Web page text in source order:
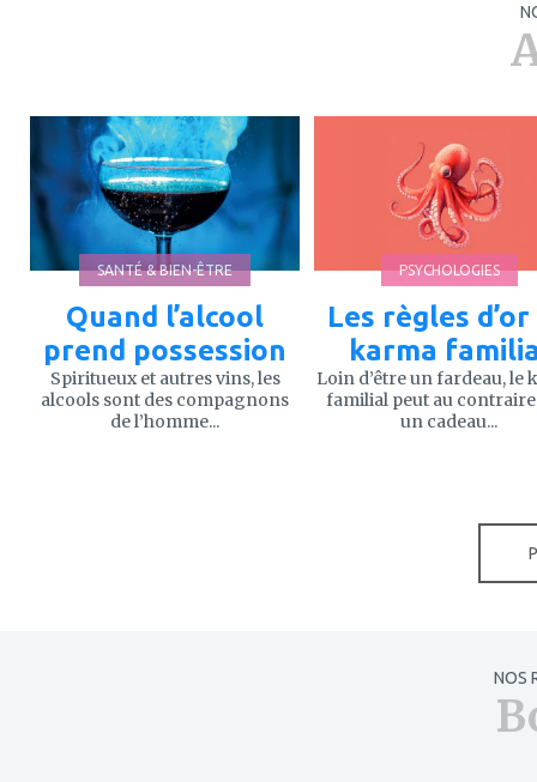
à
mes
favoris
SANTÉ & BIEN-ÊTRE
Quand l’alcool
prend possession
Spiritueux et autres vins, les
alcools sont des compagnons
de l’homme...
PSYCHOLOGIES
Les règles d’or
karma
Loin d’être un fardeau, le
familial peut au
un cadeau...
NOS